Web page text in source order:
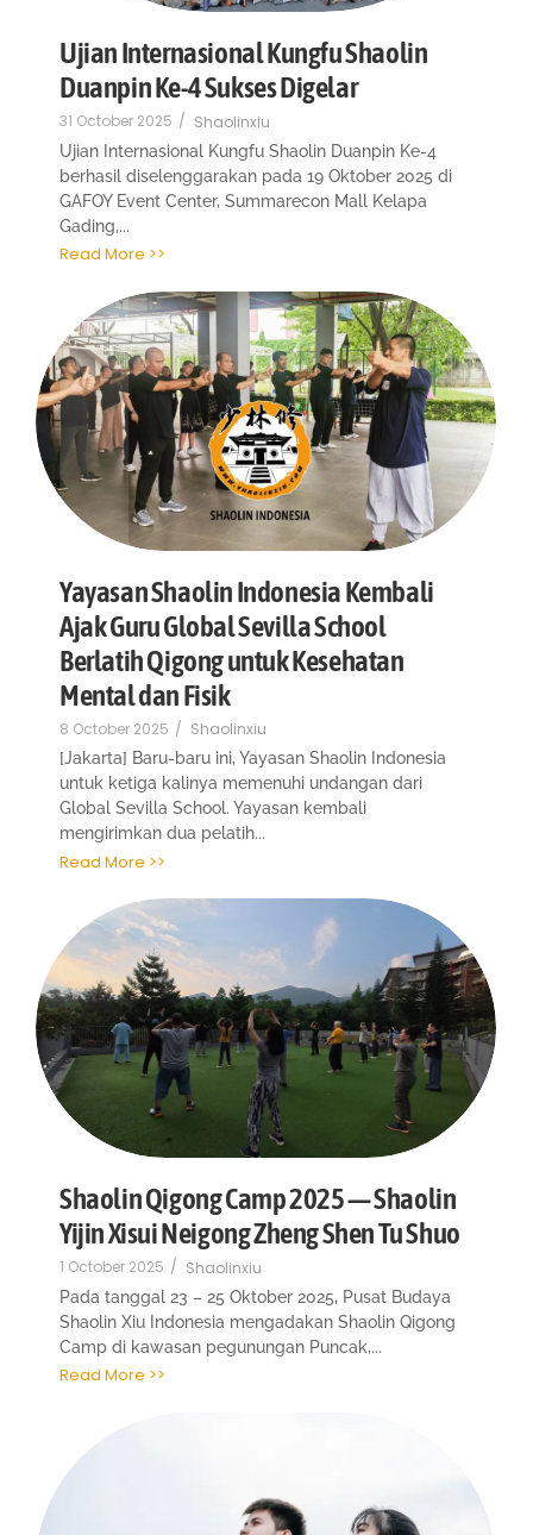
Ujian Internasional Kungfu Shaolin
Duanpin Ke-4 Sukses Digelar
31 October 2025 / Shaolinxiu
Ujian Internasional Kungfu Shaolin Duanpin Ke-4
berhasil diselenggarakan pada 19 Oktober 2025 di
GAFOY Event Center, Summarecon Mall Kelapa
Gading,...
Read More >>
Yayasan Shaolin Indonesia Kembali
Ajak Guru Global Sevilla School
Berlatih Qigong untuk Kesehatan
Mental dan Fisik
8 October 2025 / Shaolinxiu
[Jakarta] Baru-baru ini, Yayasan Shaolin Indonesia
untuk ketiga kalinya memenuhi undangan dari
Global Sevilla School. Yayasan kembali
mengirimkan dua pelatih...
Read More >>
Shaolin Qigong Camp 2025 — Shaolin
Yijin Xisui Neigong Zheng Shen Tu Shuo
1 October 2025 / Shaolinxiu
Pada tanggal 23 – 25 Oktober 2025, Pusat Budaya
Shaolin Xiu Indonesia mengadakan Shaolin Qigong
Camp di kawasan pegunungan Puncak,...
Read More >>